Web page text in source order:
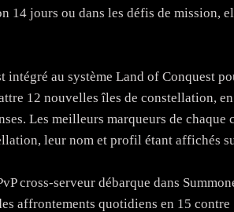
14 jours ou dans les défis de mission,
intégré au système Land of Conquest
12 nouvelles îles de constellation,
Les meilleurs marqueurs de
leur nom et profil étant affichés
cross-serveur débarque dans
affrontements quotidiens en 15 contre